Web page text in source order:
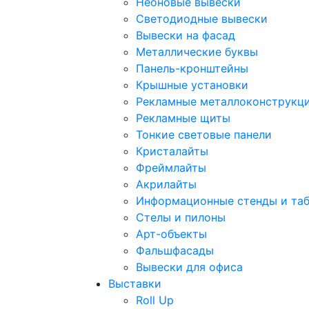
Светодиодные вывески
Вывески на фасад
Металлические буквы
Панель-кронштейны
Крышные установки
Рекламные
Рекламные щиты
Тонкие световые панели
Кристалайты
Фреймлайты
Акрилайты
Информационные стенды и
Стелы и пилоны
Арт-объекты
Фальшфасады
Вывески для офиса
Выставки
Roll Up